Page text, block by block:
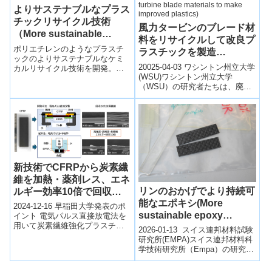
成功した。
よりサステナブルなプラス
チックリサイクル技術
（More sustainable
recycling of plastics）
ポリエチレンのようなプラスチ
ックのよりサステナブルなケミ
カルリサイクル技術を開発。必
約 96%の回収が可能。分子レベ
ルでの「破壊点」を利用してポ
リマーの長鎖をより小さな構成
要素に分解する。
風力タービンのブレード材
料をリサイクルして改良プ
ラスチックを製造
(Researchers recycle
wind turbine blade
materials to make
improved plastics)
20025-04-03 ワシントン州立大学
(WSU)ワシントン州立大学
（WSU）の研究者たちは、廃棄
された風力タービンのブレード
材料をリサイクルし、高性能な
新技術でCFRPから炭素繊
維を加熱・薬剤レス、エネ
ルギー効率10倍で回収～
資源循環型社会の構築に向
け、処理困難な材料の前処
理法として期待～
2024-12-16 早稲田大学発表のポ
イント 電気パルス直接放電法を
用いて炭素繊維強化プラスチッ
リンのおかげでより持続可
能なエポキシ(More
sustainable epoxy
thanks to phosphorus)
2026-01-13 スイス連邦材料試験
研究所(EMPA)スイス連邦材料科
学技術研究所（Empa）の研究チ
ームは、再利用可能で化学的に